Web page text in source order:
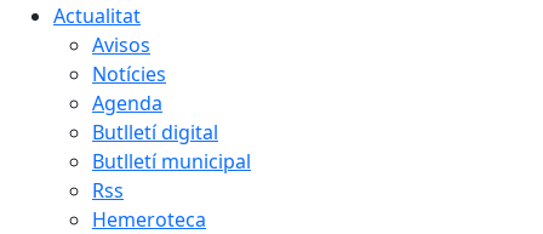
Actualitat
Avisos
Notícies
Agenda
Butlletí digital
Butlletí municipal
Rss
Hemeroteca